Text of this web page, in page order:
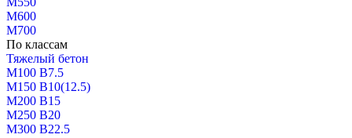
М600
М700
По классам
Тяжелый бетон
М100 В7.5
М150 В10(12.5)
М200 В15
М250 В20
М300 В22.5